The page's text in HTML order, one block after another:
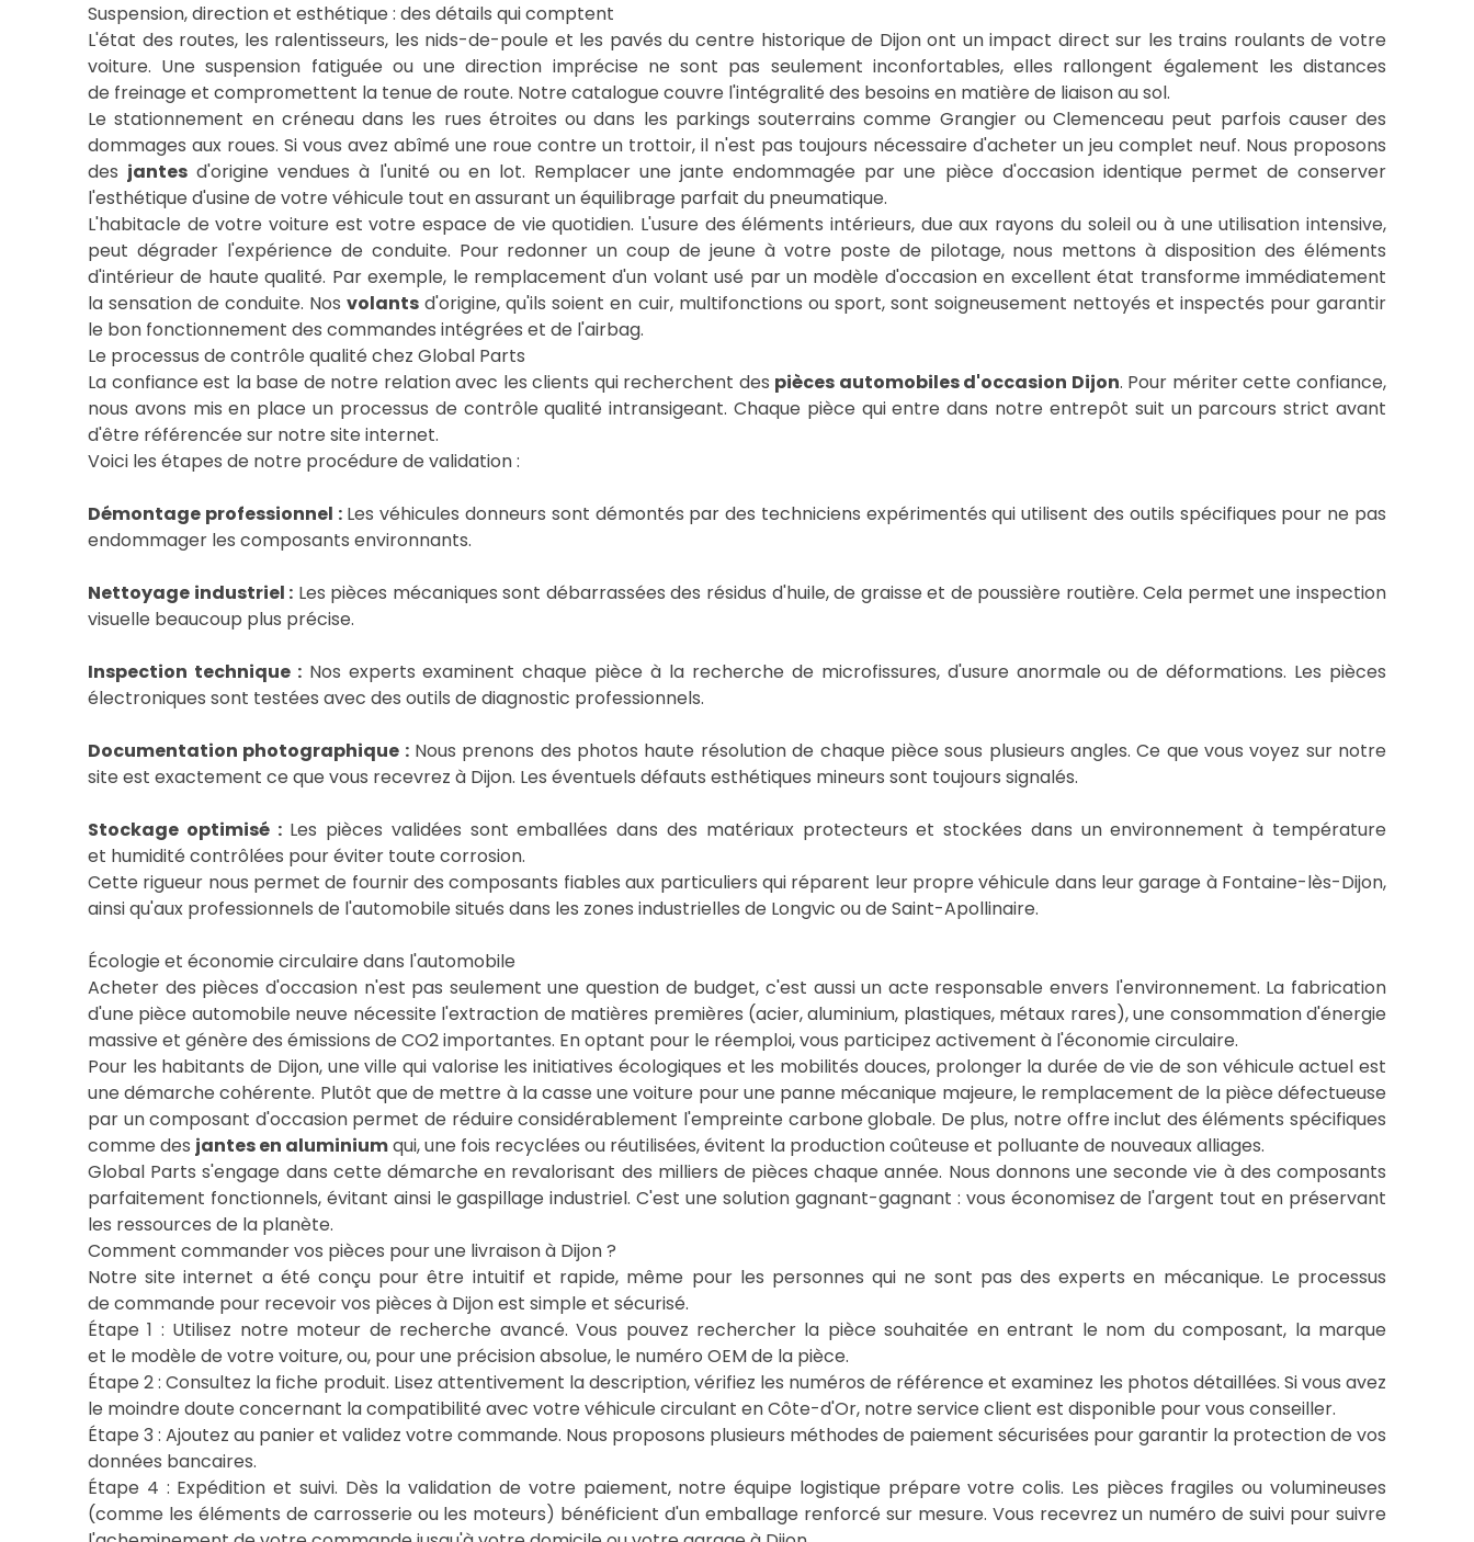
Suspension, direction et esthétique : des détails qui comptent
L'état des routes, les ralentisseurs, les nids-de-poule et les pavés du centre historique de Dijon ont un impact direct sur les trains roulants de votre
voiture. Une suspension fatiguée ou une direction imprécise ne sont pas seulement inconfortables, elles rallongent également les distances
de freinage et compromettent la tenue de route. Notre catalogue couvre l'intégralité des besoins en matière de liaison au sol.
Le stationnement en créneau dans les rues étroites ou dans les parkings souterrains comme Grangier ou Clemenceau peut parfois causer des
dommages aux roues. Si vous avez abîmé une roue contre un trottoir, il n'est pas toujours nécessaire d'acheter un jeu complet neuf. Nous proposons
des jantes d'origine vendues à l'unité ou en lot. Remplacer une jante endommagée par une pièce d'occasion identique permet de conserver
l'esthétique d'usine de votre véhicule tout en assurant un équilibrage parfait du pneumatique.
L'habitacle de votre voiture est votre espace de vie quotidien. L'usure des éléments intérieurs, due aux rayons du soleil ou à une utilisation intensive,
peut dégrader l'expérience de conduite. Pour redonner un coup de jeune à votre poste de pilotage, nous mettons à disposition des éléments
d'intérieur de haute qualité. Par exemple, le remplacement d'un volant usé par un modèle d'occasion en excellent état transforme immédiatement
la sensation de conduite. Nosvolants d'origine, qu'ils soient en cuir, multifonctions ou sport, sont soigneusement nettoyés et inspectés pour garantir
le bon fonctionnement des commandes intégrées et de l'airbag.
Le processus de contrôle qualité chez Global Parts
La confiance est la base de notre relation avec les clients qui recherchent des pièces automobiles d'occasion Dijon. Pour mériter cette confiance,
nous avons mis en place un processus de contrôle qualité intransigeant. Chaque pièce qui entre dans notre entrepôt suit un parcours strict avant
d'être référencée sur notre site internet.
Voici les étapes de notre procédure de validation :
Démontage professionnel :Les véhicules donneurs sont démontés par des techniciens expérimentés qui utilisent des outils spécifiques pour ne pas
endommager les composants environnants.
Nettoyage industriel : Les pièces mécaniques sont débarrassées des résidus d'huile, de graisse et de poussière routière. Cela permet une inspection
visuelle beaucoup plus précise.
Inspection technique :Nos experts examinent chaque pièce à la recherche de microfissures, d'usure anormale ou de déformations. Les pièces
électroniques sont testées avec des outils de diagnostic professionnels.
Documentation photographique :Nous prenons des photos haute résolution de chaque pièce sous plusieurs angles. Ce que vous voyez sur notre
site est exactement ce que vous recevrez à Dijon. Les éventuels défauts esthétiques mineurs sont toujours signalés.
Stockage optimisé :Les pièces validées sont emballées dans des matériaux protecteurs et stockées dans un environnement à température
et humidité contrôlées pour éviter toute corrosion.
Cette rigueur nous permet de fournir des composants fiables aux particuliers qui réparent leur propre véhicule dans leur garage à Fontaine-lès-Dijon,
ainsi qu'aux professionnels de l'automobile situés dans les zones industrielles de Longvic ou de Saint-Apollinaire.
Écologie et économie circulaire dans l'automobile
Acheter des pièces d'occasion n'est pas seulement une question de budget, c'est aussi un acte responsable envers l'environnement. La fabrication
d'une pièce automobile neuve nécessite l'extraction de matières premières (acier, aluminium, plastiques, métaux rares), une consommation d'énergie
massive et génère des émissions de CO2 importantes. En optant pour le réemploi, vous participez activement à l'économie circulaire.
Pour les habitants de Dijon, une ville qui valorise les initiatives écologiques et les mobilités douces, prolonger la durée de vie de son véhicule actuel est
une démarche cohérente. Plutôt que de mettre à la casse une voiture pour une panne mécanique majeure, le remplacement de la pièce défectueuse
par un composant d'occasion permet de réduire considérablement l'empreinte carbone globale. De plus, notre offre inclut des éléments spécifiques
comme des jantes en aluminiumqui, une fois recyclées ou réutilisées, évitent la production coûteuse et polluante de nouveaux alliages.
Global Parts s'engage dans cette démarche en revalorisant des milliers de pièces chaque année. Nous donnons une seconde vie à des composants
parfaitement fonctionnels, évitant ainsi le gaspillage industriel. C'est une solution gagnant-gagnant : vous économisez de l'argent tout en préservant
les ressources de la planète.
Comment commander vos pièces pour une livraison à Dijon ?
Notre site internet a été conçu pour être intuitif et rapide, même pour les personnes qui ne sont pas des experts en mécanique. Le processus
de commande pour recevoir vos pièces à Dijon est simple et sécurisé.
Étape 1 : Utilisez notre moteur de recherche avancé. Vous pouvez rechercher la pièce souhaitée en entrant le nom du composant, la marque
et le modèle de votre voiture, ou, pour une précision absolue, le numéro OEM de la pièce.
Étape 2 : Consultez la fiche produit. Lisez attentivement la description, vérifiez les numéros de référence et examinez les photos détaillées. Si vous avez
le moindre doute concernant la compatibilité avec votre véhicule circulant en Côte-d'Or, notre service client est disponible pour vous conseiller.
Étape 3 : Ajoutez au panier et validez votre commande. Nous proposons plusieurs méthodes de paiement sécurisées pour garantir la protection de vos
données bancaires.
Étape 4 : Expédition et suivi. Dès la validation de votre paiement, notre équipe logistique prépare votre colis. Les pièces fragiles ou volumineuses
(comme les éléments de carrosserie ou les moteurs) bénéficient d'un emballage renforcé sur mesure. Vous recevrez un numéro de suivi pour suivre